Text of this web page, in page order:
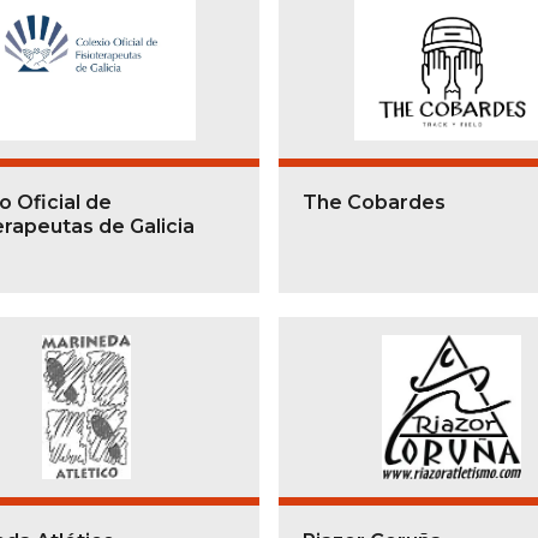
Oficial de
de Galicia
The Cobardes